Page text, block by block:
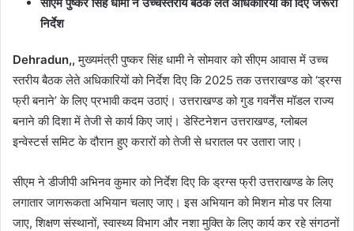
निर्देश
Dehradun,, मुख्यमंत्री पुष्कर सिंह धामी ने सोमवार को सीएम आवास में उच्च
स्तरीय बैठक लेते अधिकारियों को निर्देश दिए कि 2025 तक उत्तराखण्ड को ‘ड्रग्स
फ्री बनाने’ के लिए प्रभावी कदम उठाएं। उत्तराखण्ड को गुड गवर्नेंस मॉडल राज्य
बनाने की दिशा में तेजी से कार्य किए जाएं। डेस्टिनेशन उत्तराखण्ड, ग्लोबल
इन्वेस्टर्स समिट के दौरान हुए करारों को तेजी से धरातल पर उतारा जाए।
सीएम ने डीजीपी अभिनव कुमार को निर्देश दिए कि ड्रग्स फ्री उत्तराखण्ड के लिए
लगातार जागरूकता अभियान चलाए जाए। इस अभियान को मिशन मोड पर लिया
जाए, शिक्षण संस्थानों, स्वास्थ्य विभाग और नशा मुक्ति के लिए कार्य कर रहे संगठनों